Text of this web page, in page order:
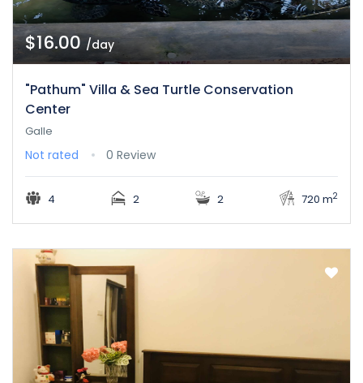
$16.00/day
"Pathum" Villa & Sea Turtle Conservation
Center
Galle
Not rated 0 Review
4 2 2 720 m2